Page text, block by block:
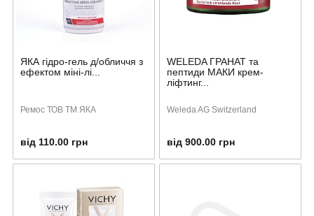
ЯКА гідро-гель д/обличчя з
ефектом міні-лі...
Ремос ТОВ ТМ ЯКА
від 110.00 грн
WELEDA ГРАНАТ та
пептиди МАКИ крем-
ліфтинг...
Weleda AG Switzerland
від 900.00 грн